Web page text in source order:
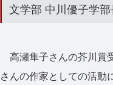
文学部 中川優子学
高瀬隼子さんの芥川賞
さんの作家としての活動